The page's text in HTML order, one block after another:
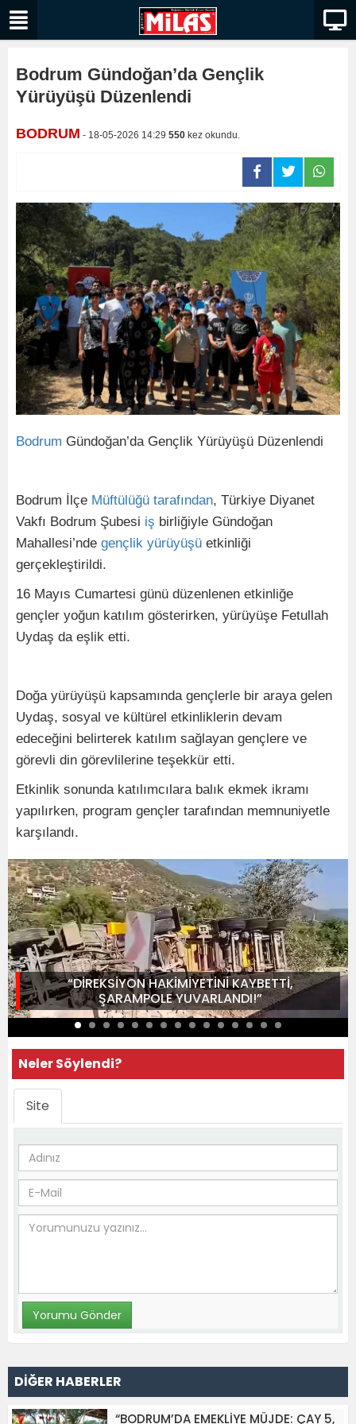
Bodrum Gündoğan’da Gençlik
Yürüyüşü Düzenlendi
BODRUM - 18-05-2026 14:29 550 kez okundu.
Bodrum Gündoğan’da Gençlik Yürüyüşü Düzenlendi
Bodrum İlçe Müftülüğü tarafından, Türkiye Diyanet
Vakfı Bodrum Şubesi iş birliğiyle Gündoğan
Mahallesi’nde gençlik yürüyüşü etkinliği
gerçekleştirildi.
16 Mayıs Cumartesi günü düzenlenen etkinliğe
gençler yoğun katılım gösterirken, yürüyüşe Fetullah
Uydaş da eşlik etti.
Doğa yürüyüşü kapsamında gençlerle bir araya gelen
Uydaş, sosyal ve kültürel etkinliklerin devam
edeceğini belirterek katılım sağlayan gençlere ve
görevli din görevlilerine teşekkür etti.
Etkinlik sonunda katılımcılara balık ekmek ikramı
yapılırken, program gençler tarafından memnuniyetle
karşılandı.
“DİREKSİYON HAKİMİYETİNİ KAYBETTİ,
ŞARAMPOLE YUVARLANDI!”
Neler Söylendi?
Site
DİĞER HABERLER
“BODRUM’DA EMEKLİYE MÜJDE: ÇAY 5,